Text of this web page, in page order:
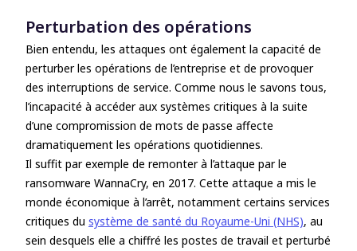
Perturbation des opérations
Bien entendu, les attaques ont également la capacité de
perturber les opérations de l’entreprise et de provoquer
des interruptions de service. Comme nous le savons tous,
l’incapacité à accéder aux systèmes critiques à la suite
d’une compromission de mots de passe affecte
dramatiquement les opérations quotidiennes.
Il suffit par exemple de remonter à l’attaque par le
ransomware WannaCry, en 2017. Cette attaque a mis le
monde économique à l’arrêt, notamment certains services
critiques du système de santé du Royaume-Uni (NHS), au
sein desquels elle a chiffré les postes de travail et perturbé